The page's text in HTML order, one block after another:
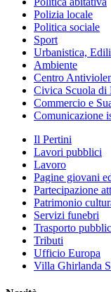
Polizia locale
Politica sociale
Sport
Urbanistica,
Ambiente
Centro
Civica Scuola di
Commercio e
Comunicazione
Il Pertini
Lavori pubblici
Lavoro
Pagine giovani
Partecipazione
Patrimonio
Servizi funebri
Trasporto
Tributi
Ufficio Europa
Villa Ghirlanda